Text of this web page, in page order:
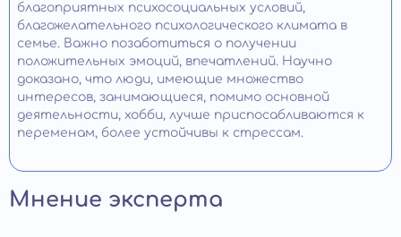
благоприятных психосоциальных условий,
благожелательного психологического климата в
семье. Важно позаботиться о получении
положительных эмоций, впечатлений. Научно
доказано, что люди, имеющие множество
интересов, занимающиеся, помимо основной
деятельности, хобби, лучше приспосабливаются к
переменам, более устойчивы к стрессам.
Мнение эксперта